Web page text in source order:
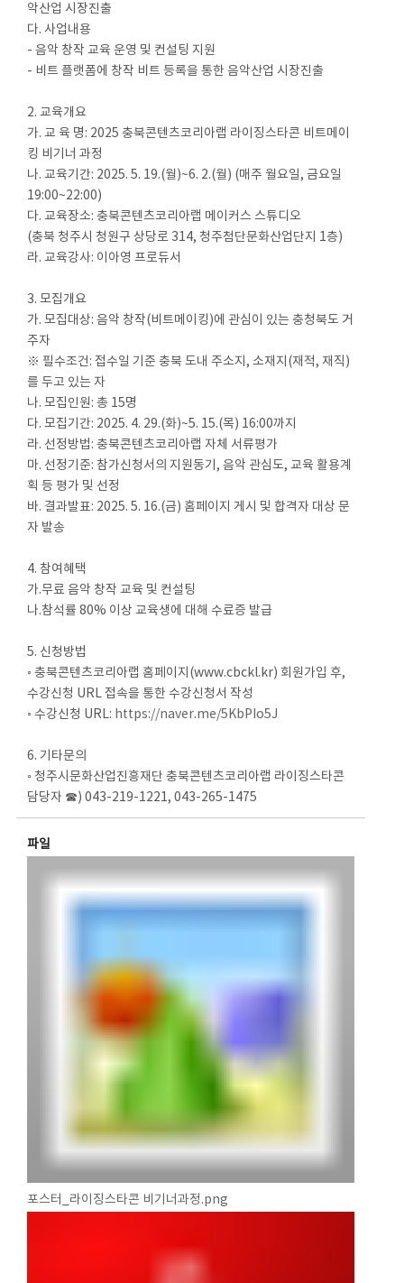
악산업 시장진출
다. 사업내용
- 음악 창작 교육 운영 및 컨설팅 지원
- 비트 플랫폼에 창작 비트 등록을 통한 음악산업 시장진출
2. 교육개요
가. 교 육 명: 2025 충북콘텐츠코리아랩 라이징스타콘 비트메이
킹 비기너 과정
나. 교육기간: 2025. 5. 19.(월)~6. 2.(월) (매주 월요일, 금요일
19:00~22:00)
다. 교육장소: 충북콘텐츠코리아랩 메이커스 스튜디오
(충북 청주시 청원구 상당로 314, 청주첨단문화산업단지 1층)
라. 교육강사: 이아영 프로듀서
3. 모집개요
가. 모집대상: 음악 창작(비트메이킹)에 관심이 있는 충청북도 거
주자
※ 필수조건: 접수일 기준 충북 도내 주소지, 소재지(재적, 재직)
를 두고 있는 자
나. 모집인원: 총 15명
다. 모집기간: 2025. 4. 29.(화)~5. 15.(목) 16:00까지
라. 선정방법: 충북콘텐츠코리아랩 자체 서류평가
마. 선정기준: 참가신청서의 지원동기, 음악 관심도, 교육 활용계
획 등 평가 및 선정
바. 결과발표: 2025. 5. 16.(금) 홈페이지 게시 및 합격자 대상 문
자 발송
4. 참여혜택
가.무료 음악 창작 교육 및 컨설팅
나.참석률 80% 이상 교육생에 대해 수료증 발급
5. 신청방법
◦ 충북콘텐츠코리아랩 홈페이지(www.cbckl.kr) 회원가입 후,
수강신청 URL 접속을 통한 수강신청서 작성
◦ 수강신청 URL: https://naver.me/5KbPIo5J
6. 기타문의
◦ 청주시문화산업진흥재단 충북콘텐츠코리아랩 라이징스타콘
담당자 ☎) 043-219-1221, 043-265-1475
파일
포스터_라이징스타콘 비기너과정.png